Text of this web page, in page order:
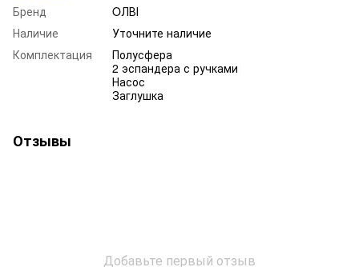
Бренд
OЛВІ
Наличие
Уточните наличие
Комплектация
Полусфера
2 эспандера с ручками
Насос
Заглушка
Отзывы
Добавьте первый отзыв